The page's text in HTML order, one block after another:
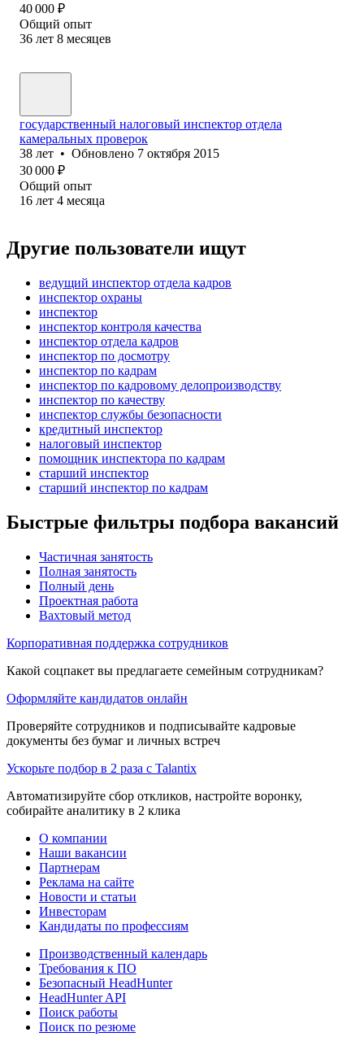
40 000 ₽
Общий опыт
36 лет 8 месяцев
государственный налоговый инспектор отдела
камеральных проверок
38 лет • Обновлено 7 октября 2015
30 000 ₽
Общий опыт
16 лет 4 месяца
Другие пользователи ищут
ведущий инспектор отдела кадров
инспектор охраны
инспектор
инспектор контроля качества
инспектор отдела кадров
инспектор по досмотру
инспектор по кадрам
инспектор по кадровому делопроизводству
инспектор по качеству
инспектор службы безопасности
кредитный инспектор
налоговый инспектор
помощник инспектора по кадрам
старший инспектор
старший инспектор по кадрам
Быстрые фильтры подбора вакансий
Частичная занятость
Полная занятость
Полный день
Проектная работа
Вахтовый метод
Корпоративная поддержка сотрудников
Какой соцпакет вы предлагаете семейным сотрудникам?
Оформляйте кандидатов онлайн
Проверяйте сотрудников и подписывайте кадровые
документы без бумаг и личных встреч
Ускорьте подбор в 2 раза с Talantix
Автоматизируйте сбор откликов, настройте воронку,
собирайте аналитику в 2 клика
О компании
Наши вакансии
Партнерам
Реклама на сайте
Новости и статьи
Инвесторам
Кандидаты по профессиям
Производственный календарь
Требования к ПО
Безопасный HeadHunter
HeadHunter API
Поиск работы
Поиск по резюме